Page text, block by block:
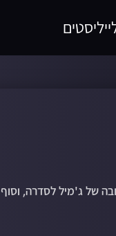
של ג'מיל לסדרה, וסוף